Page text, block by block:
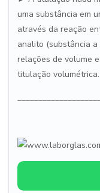
uma substância em
através da reação
analito (substância
relações de volume
titulação volumétrica.